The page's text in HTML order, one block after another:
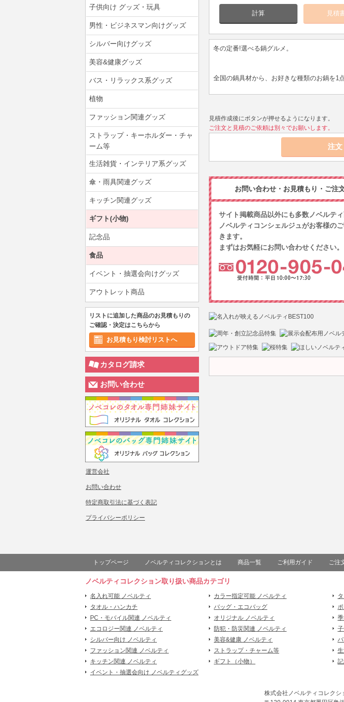
子供向け グッズ・玩具
男性・ビジネスマン向けグッズ
シルバー向けグッズ
美容&健康グッズ
バス・リラックス系グッズ
植物
ファッション関連グッズ
ストラップ・キーホルダー・チャ
ーム等
生活雑貨・インテリア系グッズ
傘・雨具関連グッズ
キッチン関連グッズ
ギフト(小物)
記念品
食品
イベント・抽選会向けグッズ
アウトレット商品
リストに追加した商品のお見積もりの
ご確認・決定はこちらから
お見積もり検討リストへ
カタログ請求
お問い合わせ
運営会社
お問い合わせ
特定商取引法に基づく表記
プライバシーポリシー
計算
冬の定番!選べる鍋グルメ。
全国の鍋具材から、お好きな種類のお鍋を1
見積作成後にボタンが押せるようになります。
ご注文と見積のご依頼は別々でお願いします。
お問い合わせ・お見積もり・ご注
サイト掲載商品以外にも多数ノベルテ
ノベルティコンシェルジュがお客様の
きます。
まずはお気軽にお問い合わせください。
トップページ ノベルティコレクションとは 商品一覧 ご利用ガイド ご注
ノベルティコレクション取り扱い商品カテゴリ
名入れ可能 ノベルティ カラー指定可能 ノベルティ
タオル・ハンカチ
バッグ・エコバッグ
PC・モバイル関連 ノベルティ
オリジナル ノベルティ
エコロジー関連 ノベルティ
防犯・防災関連 ノベルティ
シルバー向け ノベルティ
美容&健康 ノベルティ
ファッション関連 ノベルティ
ストラップ・チャーム等
キッチン関連 ノベルティ
ギフト（小物）
イベント・抽選会向け ノベルティグッズ
株式会社ノベルティコレクシ